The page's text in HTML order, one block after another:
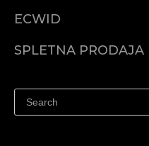
ECWID
SPLETNA PRODAJA
Prodaja na Instagramu